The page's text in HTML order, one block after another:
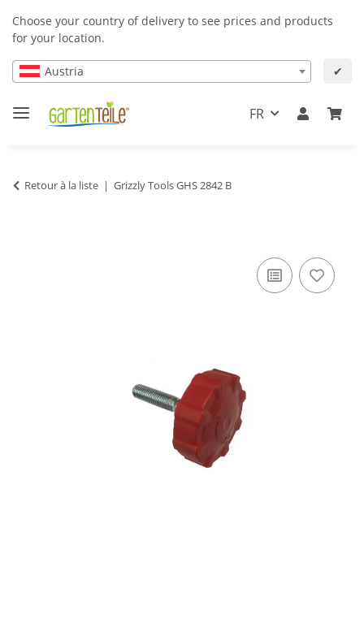
Choose your country of delivery to see prices and products
for your location.
Austria ✔
FR
Retour à la liste Grizzly Tools GHS 2842 B